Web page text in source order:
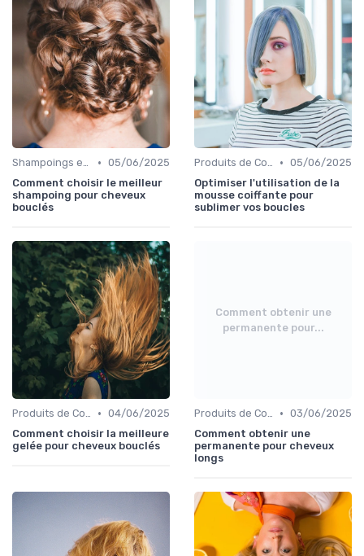
Shampoings et Après-Shampoings • 05/06/2025
Comment choisir le meilleur
shampoing pour cheveux
bouclés
Produits de Coiffage • 05/06/2025
Optimiser l'utilisation de la
mousse coiffante pour
sublimer vos boucles
Produits de Coiffage • 04/06/2025
Comment choisir la meilleure
gelée pour cheveux bouclés
Comment obtenir une
permanente pour...
Produits de Coiffage • 03/06/2025
Comment obtenir une
permanente pour cheveux
longs